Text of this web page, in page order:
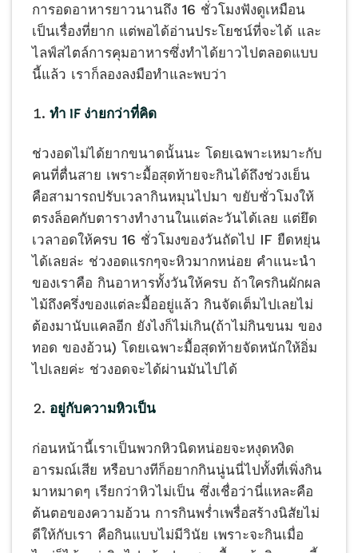
การอดอาหารยาวนานถึง 16 ชั่วโมงฟังดูเหมือน
เป็นเรื่องที่ยาก แต่พอได้อ่านประโยชน์ที่จะได้ และ
ไลฟ์สไตล์การคุมอาหารซึ่งทำได้ยาวไปตลอดแบบ
นี้แล้ว เราก็ลองลงมือทำและพบว่า
ทำ IF ง่ายกว่าที่คิด
ช่วงอดไม่ได้ยากขนาดนั้นนะ โดยเฉพาะเหมาะกับ
คนที่ตื่นสาย เพราะมื้อสุดท้ายจะกินได้ถึงช่วงเย็น
คือสามารถปรับเวลากินหมุนไปมา ขยับชั่วโมงให้
ตรงล็อคกับตารางทำงานในแต่ละวันได้เลย แต่ยึด
เวลาอดให้ครบ 16 ชั่วโมงของวันถัดไป IF ยืดหยุ่น
ได้เลยล่ะ ช่วงอดแรกๆจะหิวมากหน่อย คำแนะนำ
ของเราคือ กินอาหารทั้งวันให้ครบ ถ้าใครกินผักผล
ไม้ถึงครึ่งของแต่ละมื้ออยู่แล้ว กินจัดเต็มไปเลยไม่
ต้องมานับแคลอีก ยังไงก็ไม่เกิน(ถ้าไม่กินขนม ของ
ทอด ของอ้วน) โดยเฉพาะมื้อสุดท้ายจัดหนักให้อิ่ม
ไปเลยค่ะ ช่วงอดจะได้ผ่านมันไปได้
อยู่กับความหิวเป็น
ก่อนหน้านี้เราเป็นพวกหิวนิดหน่อยจะหงุดหงิด
อารมณ์เสีย หรือบางทีก็อยากกินนู่นนี่ไปทั้งที่เพิ่งกิน
มาหมาดๆ เรียกว่าหิวไม่เป็น ซึ่งเชื่อว่านี่แหละคือ
ต้นตอของความอ้วน การกินพร่ำเพรื่อสร้างนิสัยไม่
ดีให้กับเรา คือกินแบบไม่มีวินัย เพราะจะกินเมื่อ